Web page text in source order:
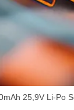
25,9V Li-Po